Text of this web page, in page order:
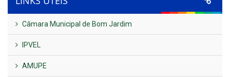
Câmara Municipal de Bom Jardim
IPVEL
AMUPE